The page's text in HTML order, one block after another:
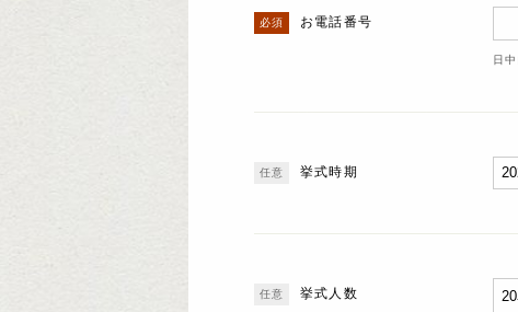
お電話番号
日
挙式時期
挙式人数